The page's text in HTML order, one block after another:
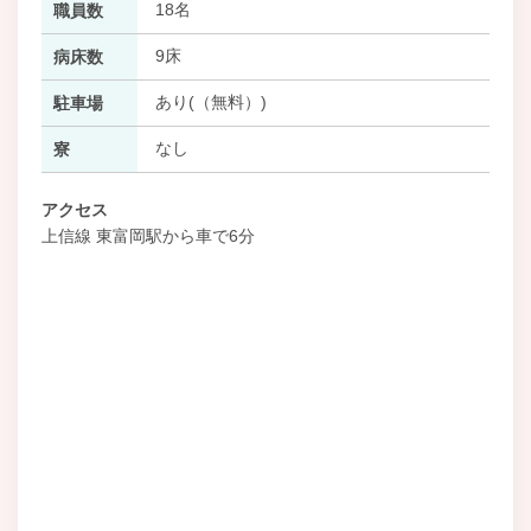
職員数 18名
病床数 9床
駐車場 あり(（無料）)
寮 なし
アクセス
上信線 東富岡駅から車で6分